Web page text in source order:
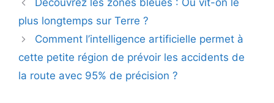
Découvrez les zones bleues : Où vit-on le
plus longtemps sur Terre ?
Comment l’intelligence artificielle permet à
cette petite région de prévoir les accidents de
la route avec 95% de précision ?